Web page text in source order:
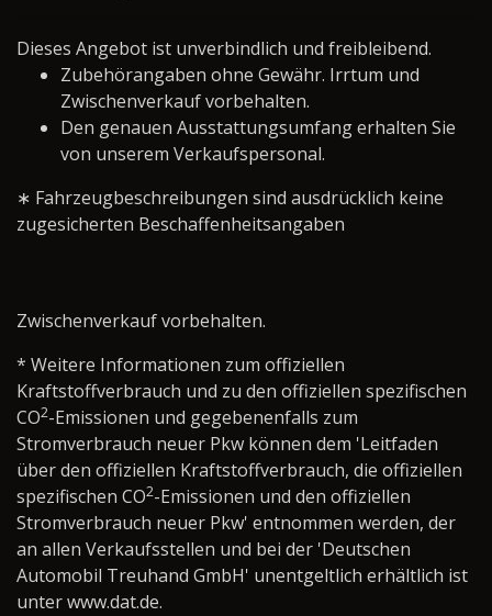
Dieses Angebot ist unverbindlich und freibleibend.
Zubehörangaben ohne Gewähr. Irrtum und
Zwischenverkauf vorbehalten.
Den genauen Ausstattungsumfang erhalten Sie
von unserem Verkaufspersonal.
∗ Fahrzeugbeschreibungen sind ausdrücklich keine
zugesicherten Beschaffenheitsangaben
Zwischenverkauf vorbehalten.
* Weitere Informationen zum offiziellen
Kraftstoffverbrauch und zu den offiziellen spezifischen
CO2-Emissionen und gegebenenfalls zum
Stromverbrauch neuer Pkw können dem 'Leitfaden
über den offiziellen Kraftstoffverbrauch, die offiziellen
spezifischen CO2-Emissionen und den offiziellen
Stromverbrauch neuer Pkw' entnommen werden, der
an allen Verkaufsstellen und bei der 'Deutschen
Automobil Treuhand GmbH' unentgeltlich erhältlich ist
unter www.dat.de.